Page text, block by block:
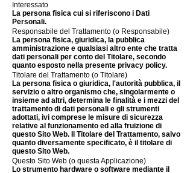
Interessato
La persona fisica cui si riferiscono i Dati
Personali.
Responsabile del Trattamento (o Responsabile)
La persona fisica, giuridica, la pubblica
amministrazione e qualsiasi altro ente che tratta
dati personali per conto del Titolare, secondo
quanto esposto nella presente privacy policy.
Titolare del Trattamento (o Titolare)
La persona fisica o giuridica, l'autorità pubblica, il
servizio o altro organismo che, singolarmente o
insieme ad altri, determina le finalità e i mezzi del
trattamento di dati personali e gli strumenti
adottati, ivi comprese le misure di sicurezza
relative al funzionamento ed alla fruizione di
questo Sito Web. Il Titolare del Trattamento, salvo
quanto diversamente specificato, è il titolare di
questo Sito Web.
Questo Sito Web (o questa Applicazione)
Lo strumento hardware o software mediante il